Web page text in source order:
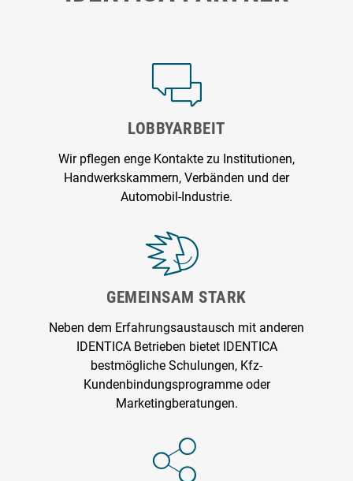
LOBBYARBEIT
Wir pflegen enge Kontakte zu Institutionen,
Handwerkskammern, Verbänden und der
Automobil-Industrie.
GEMEINSAM STARK
Neben dem Erfahrungsaustausch mit anderen
IDENTICA Betrieben bietet IDENTICA
bestmögliche Schulungen, Kfz-
Kundenbindungsprogramme oder
Marketingberatungen.